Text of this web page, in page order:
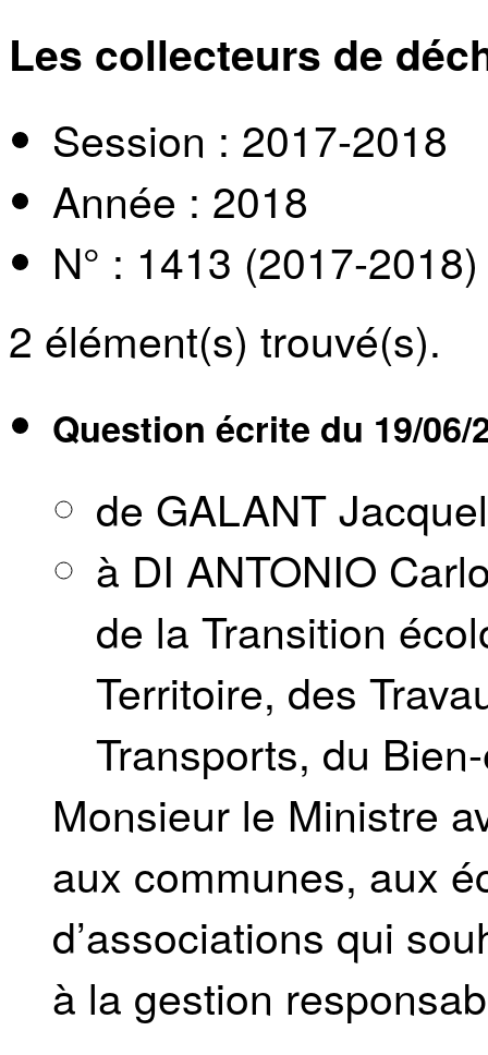
Les collecteurs de
Session : 2017-2018
Année : 2018
N° : 1413 (2017-
2 élément(s) trouvé(s).
Question écrite du 19/06/
de GALANT
à DI ANTONIO
de la Transition
Territoire, des
Transports, du
Monsieur le Ministre
aux communes, aux
d’associations qui
à la gestion